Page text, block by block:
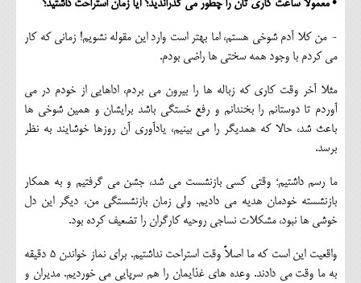
• معمولا ساعت کاری تان را چطور می گذراندید؟ آیا زمان استراحت داشتید؟
- من کلا آدم شوخی هستم، اما بهتر است وارد این مقوله نشویم! زمانی که کار
می کردم با وجود همه سختی ها راضی بودم.
مثلا آخر وقت کاری که زباله ها را بیرون می بردم، اداهایی از خودم در می
آوردم تا دوستانم را بخندانم و رفع خستگی باشد برایشان و همین شوخی ها
باعث شد، حالا که همدیگر را می بینیم، یادآوری آن روزها خوشایند به نظر
برسد.
ما رسم داشتیم؛ وقتی کسی بازنشست می شد، جشن می گرفتیم و به همکار
بازنشسته خودمان هدیه می دادیم. ولی زمان بازنشستگی من، دیگر این دل
خوشی ها نبود، مشکلات نساجی روحیه کارگران را تضعیف کرده بود.
واقعیت این است که ما اصلاً وقت استراحت نداشتیم. برای نماز خواندن 5 دقیقه
به ما وقت می دادند. وعده های غذایمان را هم سرپایی می خوردیم. مدیران و